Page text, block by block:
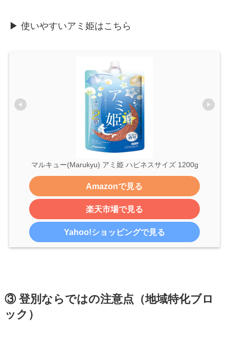
▶ 使いやすいアミ姫はこちら
マルキュー(Marukyu) アミ姫 ハピネスサイズ 1200g
Amazonで見る
楽天市場で見る
Yahoo!ショッピングで見る
③ 登別ならではの注意点（地域特化ブロ
ック）